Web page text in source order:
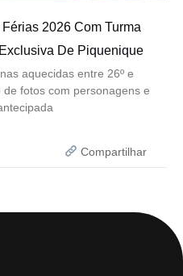
2026 Com Turma
De Piquenique
aquecidas entre 26º e
fotos com personagens e
Compartilhar